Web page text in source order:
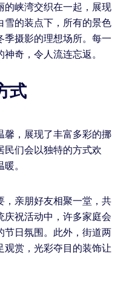
的峡湾交织在一起，展现
雪的装点下，所有的景色
季摄影的理想场所。每一
奇，令人流连忘返。
式
馨，展现了丰富多彩的挪
民们会以独特的方式欢
。
，亲朋好友相聚一堂，共
庆祝活动中，许多家庭会
节日氛围。此外，街道两
观赏，光彩夺目的装饰让